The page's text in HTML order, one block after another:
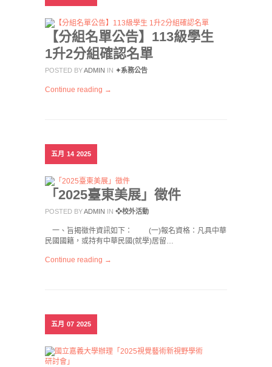
【分組名單公告】113級學生
1升2分組確認名單
POSTED BYADMIN IN ✦系務公告
Continue reading →
五月 14 2025
「2025臺東美展」徵件
POSTED BYADMIN IN ❖校外活動
一、旨揭徵件資訊如下： (一)報名資格：凡具中華
民國國籍，或持有中華民國(就學)居留…
Continue reading →
五月 07 2025